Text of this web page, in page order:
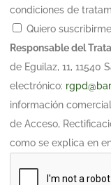
condiciones de
Quiero
Responsable del
de Eguilaz, 11, 11540
electrónico:
información
de Acceso,
como se explica en